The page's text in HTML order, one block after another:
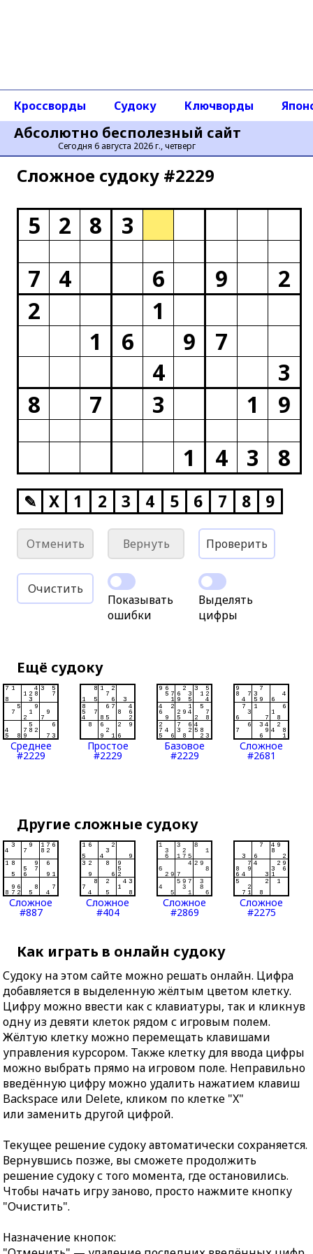
Абсолютно бесполезный сайт
Сегодня 6 августа 2026 г., четверг
Кроссворды Судоку Ключворды
Сложное cудоку #2229
5 2 8
3
7
4 6 9
2
2
1
1
6 9
7
4
3
8
7 3 1
9
1
4 3 8
✎ X 1 2 3 4 5 6 7 8 9
Отменить Вернуть Проверить
Очистить
Показывать
ошибки
Выделять
цифры
Ещё судоку
Среднее
#2229
Простое
#2229
Базовое
#2229
Сложное
#2681
Другие сложные судоку
Сложное
#887
Сложное
#404
Сложное
#2869
Сложное
#2275
Как играть в онлайн судоку
Судоку на этом сайте можно решать онлайн. Цифра
добавляется в выделенную жёлтым цветом клетку.
Цифру можно ввести как с клавиатуры, так и кликнув
одну из девяти клеток рядом с игровым полем.
Жёлтую клетку можно перемещать клавишами
управления курсором. Также клетку для ввода цифры
можно выбрать прямо на игровом поле. Неправильно
введённую цифру можно удалить нажатием клавиш
Backspace или Delete, кликом по клетке "X"
или заменить другой цифрой.
Текущее решение судоку автоматически сохраняется.
Вернувшись позже, вы сможете продолжить
решение судоку с того момента, где остановились.
Чтобы начать игру заново, просто нажмите кнопку
"Очистить".
Назначение кнопок: